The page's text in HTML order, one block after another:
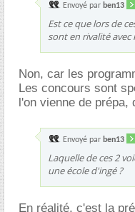
Envoyé par ben13
Est ce que lors de
sont en rivalité
Non, car les
Les concours sont
l'on vienne de prépa,
Envoyé par ben13
Laquelle de ces 2
une école d'ingé ?
En réalité, c'est la